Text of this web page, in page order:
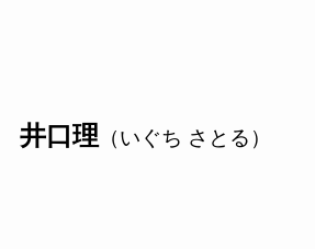
井口理 （いぐち さとる）